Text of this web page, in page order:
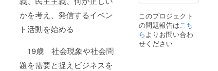
かを考え、発信するイベン
ト活動を始める
19歳 社会現象や社会問
題を需要と捉えビジネスを
このプロジェクト
の問題報告はこち
らよりお問い合わ
せください